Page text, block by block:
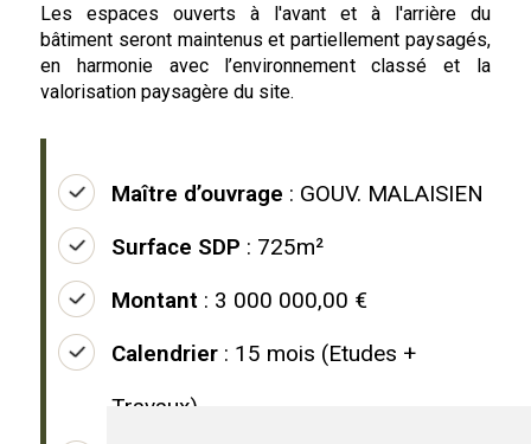
Les espaces ouverts à l'avant et à l'arrière du
bâtiment seront maintenus et partiellement paysagés,
en harmonie avec l’environnement classé et la
valorisation paysagère du site.
Maître d’ouvrage : GOUV. MALAISIEN
Surface SDP : 725m²
Montant : 3 000 000,00 €
Calendrier : 15 mois (Etudes +
Travaux)